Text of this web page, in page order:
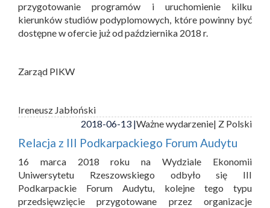
przygotowanie programów i uruchomienie kilku
kierunków studiów podyplomowych, które powinny być
dostępne w ofercie już od października 2018 r.
Zarząd PIKW
Ireneusz Jabłoński
2018-06-13 |Ważne wydarzenie| Z Polski
Relacja z III Podkarpackiego Forum Audytu
16 marca 2018 roku na Wydziale Ekonomii
Uniwersytetu Rzeszowskiego odbyło się III
Podkarpackie Forum Audytu, kolejne tego typu
przedsięwzięcie przygotowane przez organizacje